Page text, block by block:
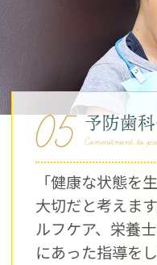
05 予防歯
Commitment to
「健康な状態を
大切だと考えま
ルフケア、栄養
にあった指導を